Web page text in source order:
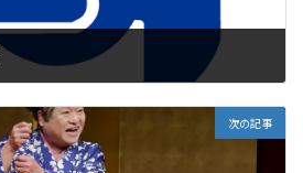
次の記事